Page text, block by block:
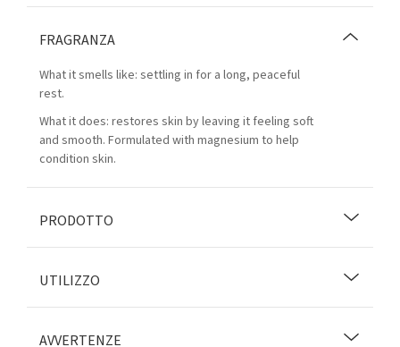
FRAGRANZA
What it smells like: settling in for a long, peaceful
rest.
What it does: restores skin by leaving it feeling soft
and smooth. Formulated with magnesium to help
condition skin.
PRODOTTO
UTILIZZO
AVVERTENZE